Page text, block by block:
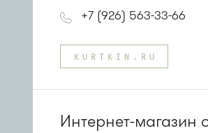
+7 (926) 563-33-66
KURTKIN.RU
Интернет-